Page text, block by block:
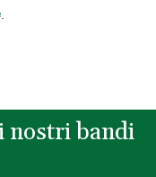
.
nostri bandi